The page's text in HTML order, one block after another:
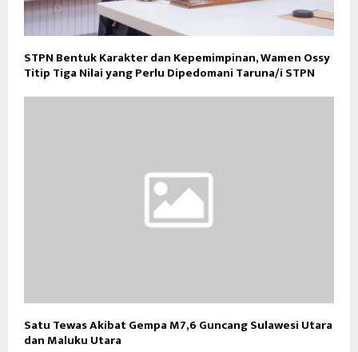
STPN Bentuk Karakter dan Kepemimpinan, Wamen Ossy
Titip Tiga Nilai yang Perlu Dipedomani Taruna/i STPN
Satu Tewas Akibat Gempa M7,6 Guncang Sulawesi Utara
dan Maluku Utara